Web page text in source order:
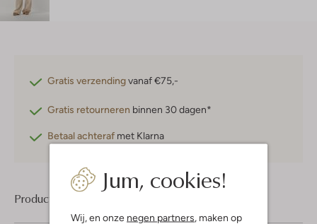
Jum, cookies!
Wij, en onze negen partners, maken op
Gratis verzendingvanaf €75,-
Gratis retourneren binnen 30 dagen*
Betaal achteraf met Klarna
Product informatie